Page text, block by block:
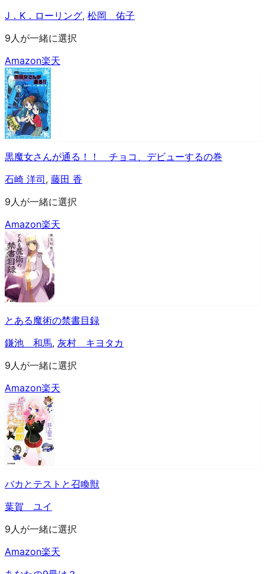
J．K．ローリング, 松岡 佑子
9人が一緒に選択
Amazon楽天
黒魔女さんが通る！！ チョコ、デビューするの巻
石崎 洋司, 藤田 香
9人が一緒に選択
Amazon楽天
とある魔術の禁書目録
鎌池 和馬, 灰村 キヨタカ
9人が一緒に選択
Amazon楽天
バカとテストと召喚獣
葉賀 ユイ
9人が一緒に選択
Amazon楽天